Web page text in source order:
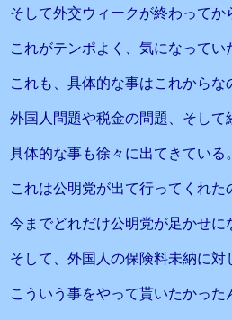
そして外交ウィークが終わってか
これがテンポよく、気になってい
これも、具体的な事はこれからな
外国人問題や税金の問題、そして
具体的な事も徐々に出てきている。
これは公明党が出て行ってくれた
今までどれだけ公明党が足かせに
そして、外国人の保険料未納に対
こういう事をやって貰いたかった